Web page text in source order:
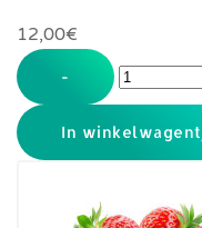
12,00‎€
-